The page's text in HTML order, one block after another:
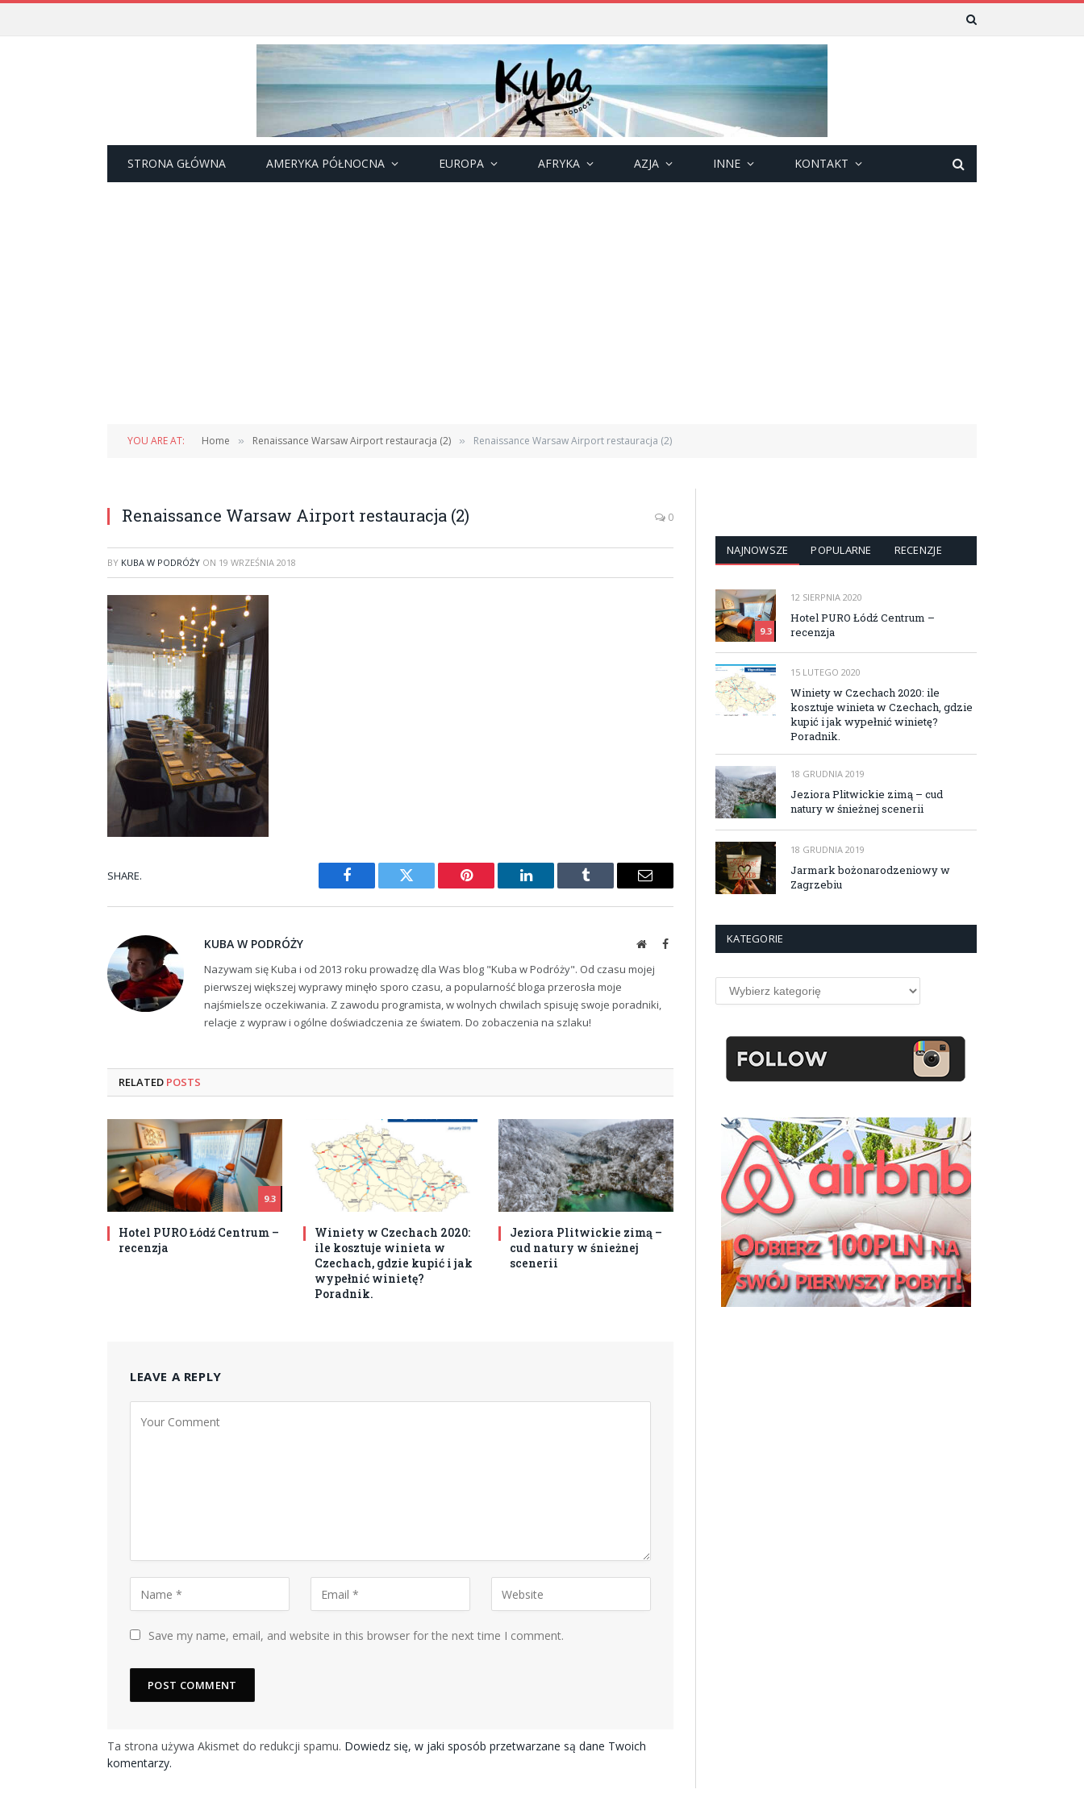
STRONA GŁÓWNA AMERYKA PÓŁNOCNA EUROPA AFRYKA AZJA INNE KONTAKT
YOU ARE AT: Home » Renaissance Warsaw Airport restauracja (2) » Renaissance Warsaw Airport restauracja (2)
Renaissance Warsaw Airport restauracja (2) 0
BY KUBA W PODRÓŻY ON 19 WRZEŚNIA 2018
SHARE.
Facebook Twitter Pinterest LinkedIn Tumblr Email
KUBA W PODRÓŻY WebsiteFacebook
Nazywam się Kuba i od 2013 roku prowadzę dla Was blog "Kuba w Podróży". Od czasu mojej
pierwszej większej wyprawy minęło sporo czasu, a popularność bloga przerosła moje
najśmielsze oczekiwania. Z zawodu programista, w wolnych chwilach spisuję swoje poradniki,
relacje z wypraw i ogólne doświadczenia ze światem. Do zobaczenia na szlaku!
RELATED POSTS
9.3
Hotel PURO Łódź Centrum –
recenzja
Winiety w Czechach 2020:
ile kosztuje winieta w
Czechach, gdzie kupić i jak
wypełnić winietę?
Poradnik.
Jeziora Plitwickie zimą –
cud natury w śnieżnej
scenerii
LEAVE A REPLY
Save my name, email, and website in this browser for the next time I comment.
Ta strona używa Akismet do redukcji spamu. Dowiedz się, w jaki sposób przetwarzane są dane Twoich
komentarzy.
NAJNOWSZE POPULARNE RECENZJE
9.3
12 SIERPNIA 2020
Hotel PURO Łódź Centrum –
recenzja
15 LUTEGO 2020
Winiety w Czechach 2020: ile
kosztuje winieta w Czechach, gdzie
kupić i jak wypełnić winietę?
Poradnik.
18 GRUDNIA 2019
Jeziora Plitwickie zimą – cud
natury w śnieżnej scenerii
18 GRUDNIA 2019
Jarmark bożonarodzeniowy w
Zagrzebiu
KATEGORIE
Kategorie